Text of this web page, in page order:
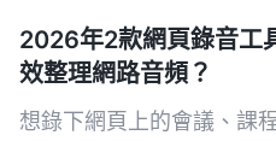
2026年2款網頁錄音工
效整理網路音頻？
想錄下網頁上的會議、課